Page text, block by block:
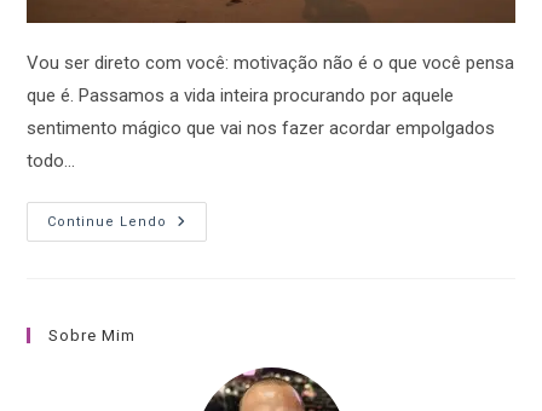
Vou ser direto com você: motivação não é o que você pensa
que é. Passamos a vida inteira procurando por aquele
sentimento mágico que vai nos fazer acordar empolgados
todo…
Continue Lendo
Sobre Mim